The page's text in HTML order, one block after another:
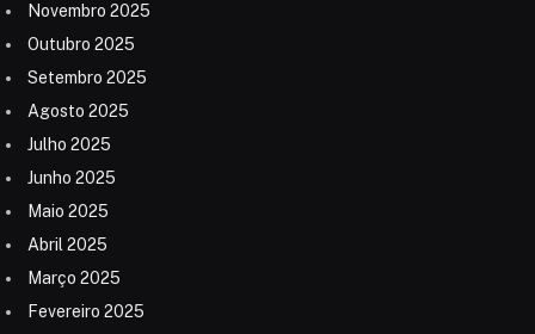
Novembro 2025
Outubro 2025
Setembro 2025
Agosto 2025
Julho 2025
Junho 2025
Maio 2025
Abril 2025
Março 2025
Fevereiro 2025